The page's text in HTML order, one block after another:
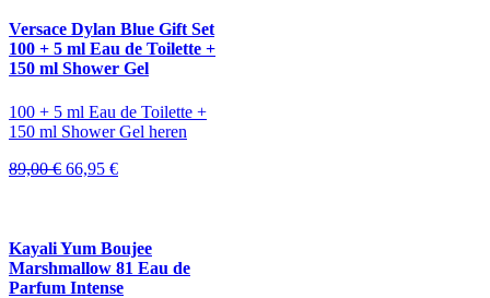
Versace Dylan Blue Gift Set
100 + 5 ml Eau de Toilette +
150 ml Shower Gel
100 + 5 ml Eau de Toilette +
150 ml Shower Gel heren
89,00€ Oorspronkelijke
66,95 €Huidige
Kayali Yum Boujee
Marshmallow 81 Eau de
Parfum Intense